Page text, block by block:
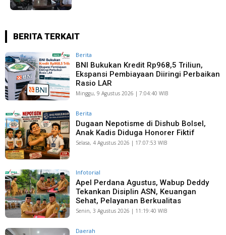
BERITA TERKAIT
Berita
BNI Bukukan Kredit Rp968,5 Triliun,
Ekspansi Pembiayaan Diiringi Perbaikan
Rasio LAR
Minggu, 9 Agustus 2026 | 7:04:40 WIB
Berita
Dugaan Nepotisme di Dishub Bolsel,
Anak Kadis Diduga Honorer Fiktif
Selasa, 4 Agustus 2026 | 17:07:53 WIB
Infotorial
Apel Perdana Agustus, Wabup Deddy
Tekankan Disiplin ASN, Keuangan
Sehat, Pelayanan Berkualitas
Senin, 3 Agustus 2026 | 11:19:40 WIB
Daerah